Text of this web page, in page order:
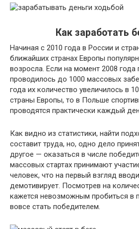
Как заработать
Начиная с 2010 года в России и
ближайших странах Европы
возросла. Если на момент 2008 года
проводилось до 1000 массовых
года их количество увеличилось в
страны Европы, то в Польше
проводятся практически каждый
Как видно из статистики, найти
составит труда, но, одно дело
другое — оказаться в числе
массовых стартах принимают
человек, что на первый взгляд
демотивирует. Посмотрев на
кажется невозможным пробиться в
вовсе стать победителем.